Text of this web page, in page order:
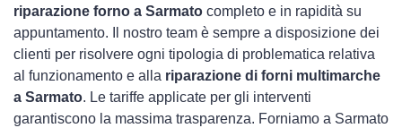
riparazione forno a Sarmato completo e in rapidità su
appuntamento. Il nostro team è sempre a disposizione dei
clienti per risolvere ogni tipologia di problematica relativa
al funzionamento e alla riparazione di forni multimarche
a Sarmato. Le tariffe applicate per gli interventi
garantiscono la massima trasparenza. Forniamo a Sarmato